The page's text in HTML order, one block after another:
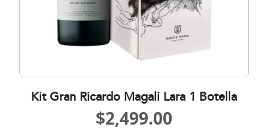
Kit Gran Ricardo Magali Lara 1 Botella
$2,499.00